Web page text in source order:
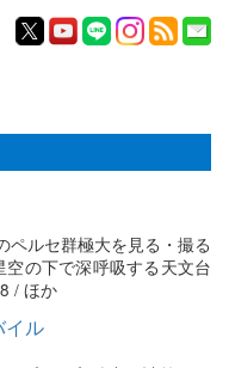
ペルセ群極大を見る・撮る
の下で深呼吸する天文台
/ ほか
イル